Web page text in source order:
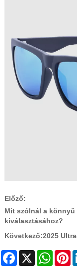
Előző:
Mit szólnál a könnyű
kiválasztásához?
Következő:2025
Facebook
X